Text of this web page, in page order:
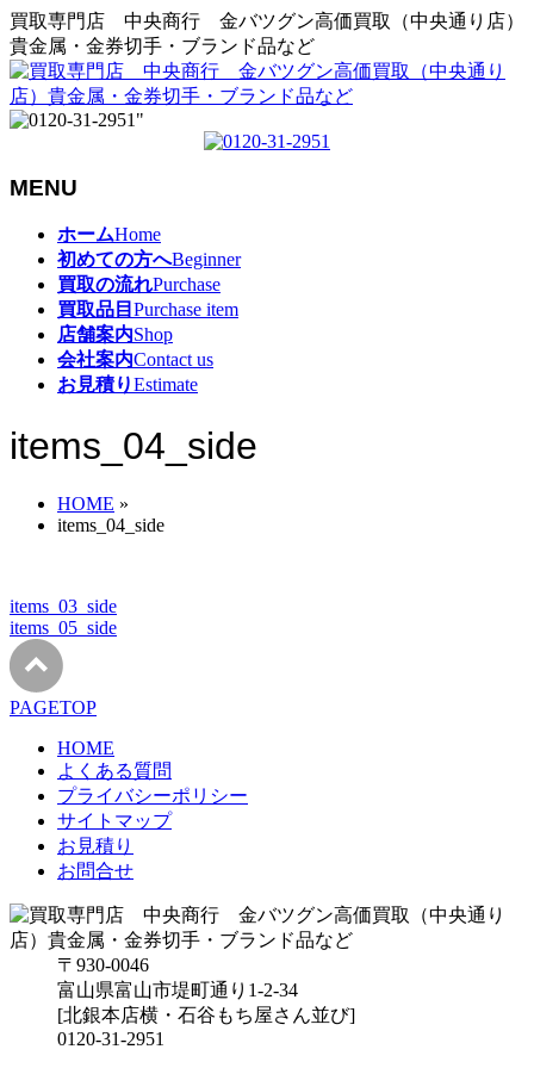
買取専門店 中央商行 金バツグン高価買取（中央通り店）
貴金属・金券切手・ブランド品など
MENU
ホームHome
初めての方へBeginner
買取の流れPurchase
買取品目 Purchase item
店舗案内Shop
会社案内Contact us
お見積りEstimate
items_04_side
HOME »
items_04_side
items_03_side
items_05_side
PAGETOP
HOME
よくある質問
プライバシーポリシー
サイトマップ
お見積り
お問合せ
〒930-0046
富山県富山市堤町通り1-2-34
[北銀本店横・石谷もち屋さん並び]
0120-31-2951